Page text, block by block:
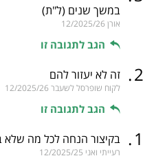
במשך שנים (ל"ת)
אורן 12/2025/26
הגב לתגובה זו
2
. זה לא יעזור להם
לקוח שופרסל לשעבר 12/2025/26
הגב לתגובה זו
1
. בקיצור הנחה לכל מה שלא
רעייתי ואני 12/2025/25